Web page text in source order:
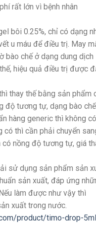
rất lớn vì bệnh nhân
bôi 0.25%, chỉ có dạng
u máu để điều trị. May
bào chế ở dạng dung dịch
hiệu quả điều trị được
thay thế bằng sản phẩm
độ tương tự, dạng bào chế
hàng generic thì không
có thì cần phải chuyển
nồng độ tương tự, giá
sử dụng sản phẩm sản
sản xuất, đáp ứng
làm được như vậy thì
xuất trong nước.
product/timo-drop-